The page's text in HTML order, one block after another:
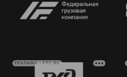
РЕКЛАМА • FPC.RU